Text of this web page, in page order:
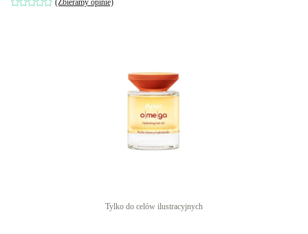
(Zbieramy opinie)
Tylko do celów ilustracyjnych